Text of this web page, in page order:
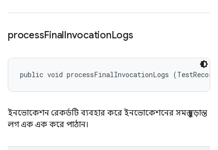
processFinalInvocationLogs
public void processFinalInvocationLogs
ইনভোকেশন রেকর্ডটি ব্যবহার করে ইনভোকেশনের সমস্ত চূড়ান্ত
লগ এক এক করে পাঠান।